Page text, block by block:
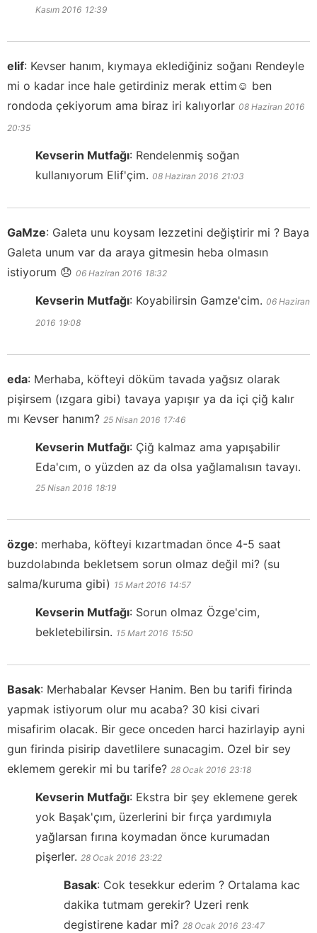
Kasım 2016 12:39
elif: Kevser hanım, kıymaya eklediğiniz soğanı Rendeyle
mi o kadar ince hale getirdiniz merak ettim☺️ ben
rondoda çekiyorum ama biraz iri kalıyorlar 08 Haziran 2016
20:35
Kevserin Mutfağı: Rendelenmiş soğan
kullanıyorum Elif'çim. 08 Haziran 2016 21:03
GaMze: Galeta unu koysam lezzetini değiştirir mi ? Baya
Galeta unum var da araya gitmesin heba olmasın
istiyorum 😞 06 Haziran 2016 18:32
Kevserin Mutfağı: Koyabilirsin Gamze'cim. 06 Haziran
2016 19:08
eda: Merhaba, köfteyi döküm tavada yağsız olarak
pişirsem (ızgara gibi) tavaya yapışır ya da içi çiğ kalır
mı Kevser hanım? 25 Nisan 2016 17:46
Kevserin Mutfağı: Çiğ kalmaz ama yapışabilir
Eda'cım, o yüzden az da olsa yağlamalısın tavayı.
25 Nisan 2016 18:19
özge: merhaba, köfteyi kızartmadan önce 4-5 saat
buzdolabında bekletsem sorun olmaz değil mi? (su
salma/kuruma gibi) 15 Mart 2016 14:57
Kevserin Mutfağı: Sorun olmaz Özge'cim,
bekletebilirsin. 15 Mart 2016 15:50
Basak: Merhabalar Kevser Hanim. Ben bu tarifi firinda
yapmak istiyorum olur mu acaba? 30 kisi civari
misafirim olacak. Bir gece onceden harci hazirlayip ayni
gun firinda pisirip davetlilere sunacagim. Ozel bir sey
eklemem gerekir mi bu tarife? 28 Ocak 2016 23:18
Kevserin Mutfağı: Ekstra bir şey eklemene gerek
yok Başak'çım, üzerlerini bir fırça yardımıyla
yağlarsan fırına koymadan önce kurumadan
pişerler. 28 Ocak 2016 23:22
Basak: Cok tesekkur ederim ? Ortalama kac
dakika tutmam gerekir? Uzeri renk
degistirene kadar mi? 28 Ocak 2016 23:47